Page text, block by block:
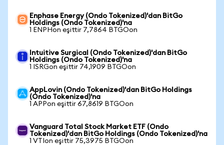
Enphase Energy (Ondo Tokenized)'dan BitGo
Holdings (Ondo Tokenized)'na
1 ENPHon eşittir 7,7864 BTGOon
Intuitive Surgical (Ondo Tokenized)'dan BitGo
Holdings (Ondo Tokenized)'na
1 ISRGon eşittir 74,1909 BTGOon
AppLovin (Ondo Tokenized)'dan BitGo Holdings
(Ondo Tokenized)'na
1 APPon eşittir 67,8619 BTGOon
Vanguard Total Stock Market ETF (Ondo
Tokenized)'dan BitGo Holdings (Ondo Tokenized)'na
1 VTIon eşittir 75,3975 BTGOon